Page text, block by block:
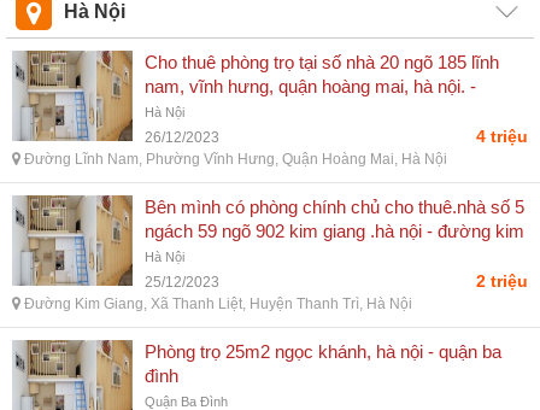
Hà Nội
Cho thuê phòng trọ tại số nhà 20 ngõ 185 lĩnh
nam, vĩnh hưng, quận hoàng mai, hà nội. -
đường lĩnh nam, phường vĩnh hưng, quận hoàng
mai, hà nội
Hà Nội
26/12/2023 4 triệu
Đường Lĩnh Nam, Phường Vĩnh Hưng, Quận Hoàng Mai, Hà Nội
Bên mình có phòng chính chủ cho thuê.nhà số 5
ngách 59 ngõ 902 kim giang .hà nội - đường kim
giang, xã thanh liệt, huyện thanh trì, hà nội
Hà Nội
25/12/2023 2 triệu
Đường Kim Giang, Xã Thanh Liệt, Huyện Thanh Trì, Hà Nội
Phòng trọ 25m2 ngọc khánh, hà nội - quận ba
đình
Quận Ba Đình